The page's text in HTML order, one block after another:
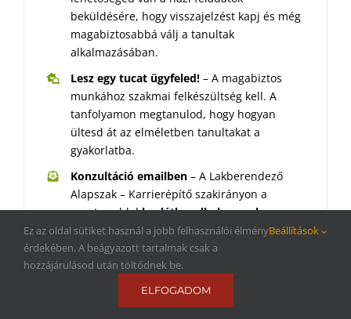
beküldésére, hogy visszajelzést kapj és még
magabiztosabbá válj a tanultak
alkalmazásában.
Lesz egy tucat ügyfeled! – A magabiztos
munkához szakmai felkészültség kell. A
tanfolyamon megtanulod, hogy hogyan
ültesd át az elméletben tanultakat a
gyakorlatba.
Konzultáció emailben – A Lakberendező
Alapszak – Karrierépítő szakirányon a
mentoroddalkorlátlan alkalommal
konzultálhatsz, amelynek során a leckével és
a hozzá tartozó beadandó feladattal
kapcsolatos kérdésedre is választ kapsz.
Hétfőnként videós konzultáció
személyes mentorálás Ancsával. Ez egy
Ez az oldal sütiket használ a jobb felhasználói élmény
érdekében. A beágyazott tartalmak csak a
hozzájárulásod után töltődnek be.
Beállítások
ELFOGADOM